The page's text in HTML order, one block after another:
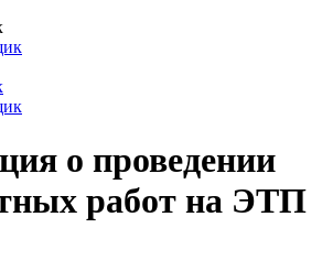
о проведении
работ на ЭТП